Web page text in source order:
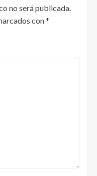
no será publicada.
con*